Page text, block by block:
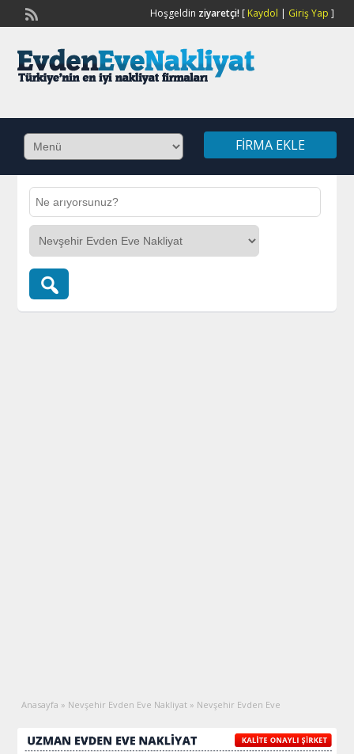
Hoşgeldin ziyaretçi![ Kaydol | Giriş Yap ]
FIRMA EKLE
Anasayfa » Nevşehir Evden Eve Nakliyat » Nevşehir Evden Eve